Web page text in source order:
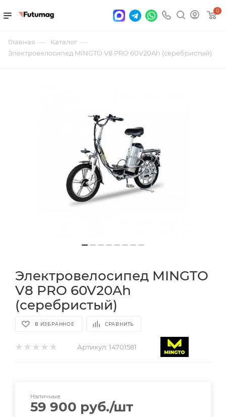
0
Главная — Каталог —
Электровелосипед MINGTO V8 PRO 60V20Ah (серебристый)
Электровелосипед MINGTO
V8 PRO 60V20Ah
(серебристый)
В ИЗБРАННОЕ СРАВНИТЬ
Артикул: 14701581
Наличные
59 900 руб./шт